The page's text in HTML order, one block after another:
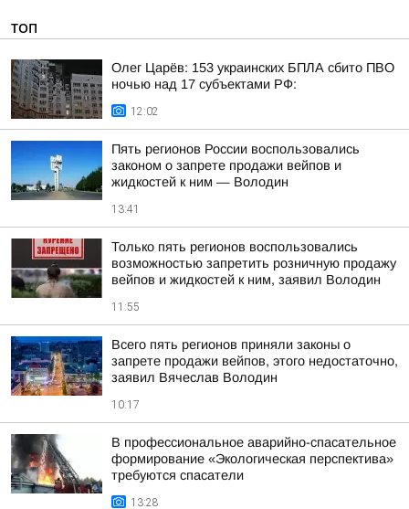
ТОП
Олег Царёв: 153 украинских БПЛА сбито ПВО
ночью над 17 субъектами РФ:
12:02
Пять регионов России воспользовались
законом о запрете продажи вейпов и
жидкостей к ним — Володин
13:41
Только пять регионов воспользовались
возможностью запретить розничную продажу
вейпов и жидкостей к ним, заявил Володин
11:55
Всего пять регионов приняли законы о
запрете продажи вейпов, этого недостаточно,
заявил Вячеслав Володин
10:17
В профессиональное аварийно-спасательное
формирование «Экологическая перспектива»
требуются спасатели
13:28